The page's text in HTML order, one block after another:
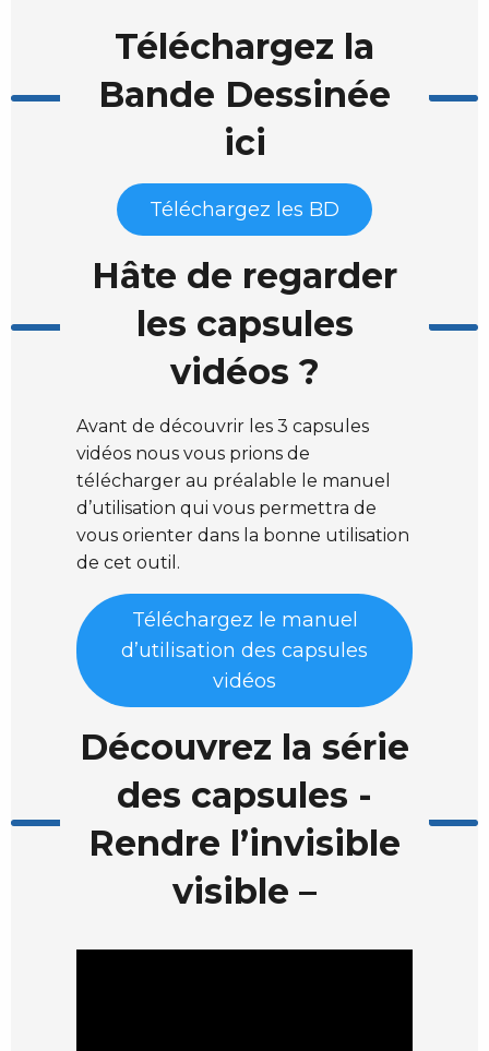
Téléchargez la
Bande Dessinée
ici
Téléchargez les BD
Hâte de regarder
les capsules
vidéos ?
Avant de découvrir les 3 capsules
vidéos nous vous prions de
télécharger au préalable le manuel
d’utilisation qui vous permettra de
vous orienter dans la bonne utilisation
de cet outil.
Téléchargez le manuel
d’utilisation des capsules
vidéos
Découvrez la série
des capsules -
Rendre l’invisible
visible –